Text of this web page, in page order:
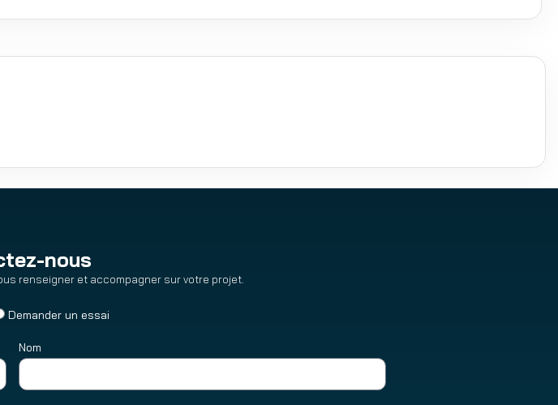
nous
renseigner et accompagner sur votre projet.
Demander un essai
Nom